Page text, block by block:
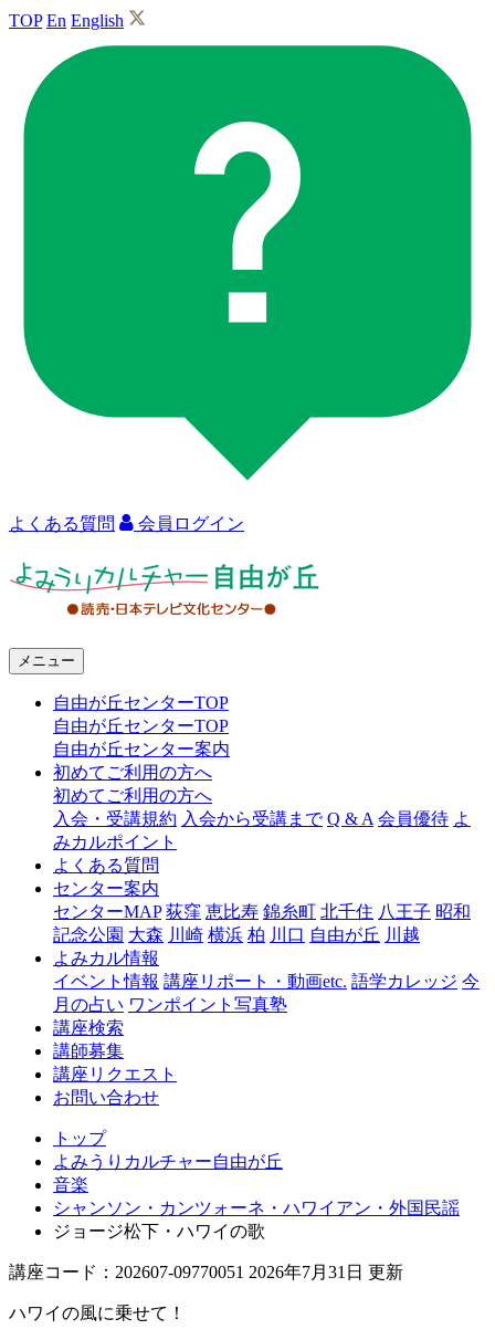
TOP En English
よくある質問 会員ログイン
ャ
由
丘
メニュー
自由が丘センターTOP
自由が丘センターTOP
自由が丘センター案内
初めてご利用の方へ
初めてご利用の方へ
入会・受講規約 入会から受講まで Q & A 会員優待 よ
みカルポイント
よくある質問
センター案内
センターMAP 荻窪 恵比寿 錦糸町 北千住 八王子 昭和
記念公園 大森 川崎 横浜 柏 川口 自由が丘 川越
よみカル情報
イベント情報 講座リポート・動画etc. 語学カレッジ 今
月の占い ワンポイント写真塾
講座検索
講師募集
講座リクエスト
お問い合わせ
トップ
よみうりカルチャー自由が丘
音楽
シャンソン・カンツォーネ・ハワイアン・外国民謡
ジョージ松下・ハワイの歌
講座コード：202607-09770051 2026年7月31日 更新
ハワイの風に乗せて！